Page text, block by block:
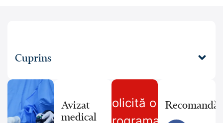
Cuprins
Avizat
medical
Solicită o
Recomandă: